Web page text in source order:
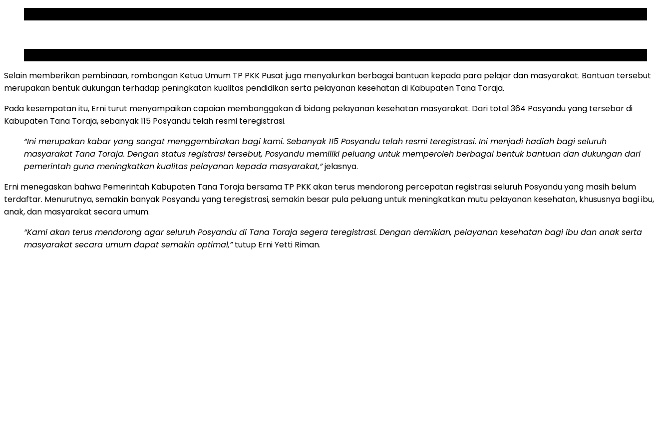
Selain memberikan pembinaan, rombongan Ketua Umum TP PKK Pusat juga menyalurkan berbagai bantuan kepada para pelajar dan masyarakat. Bantuan tersebut
merupakan bentuk dukungan terhadap peningkatan kualitas pendidikan serta pelayanan kesehatan di Kabupaten Tana Toraja.
Pada kesempatan itu, Erni turut menyampaikan capaian membanggakan di bidang pelayanan kesehatan masyarakat. Dari total 364 Posyandu yang tersebar di
Kabupaten Tana Toraja, sebanyak 115 Posyandu telah resmi teregistrasi.
“Ini merupakan kabar yang sangat menggembirakan bagi kami. Sebanyak 115 Posyandu telah resmi teregistrasi. Ini menjadi hadiah bagi seluruh
masyarakat Tana Toraja. Dengan status registrasi tersebut, Posyandu memiliki peluang untuk memperoleh berbagai bentuk bantuan dan dukungan dari
pemerintah guna meningkatkan kualitas pelayanan kepada masyarakat,”jelasnya.
Erni menegaskan bahwa Pemerintah Kabupaten Tana Toraja bersama TP PKK akan terus mendorong percepatan registrasi seluruh Posyandu yang masih belum
terdaftar. Menurutnya, semakin banyak Posyandu yang teregistrasi, semakin besar pula peluang untuk meningkatkan mutu pelayanan kesehatan, khususnya bagi ibu,
anak, dan masyarakat secara umum.
“Kami akan terus mendorong agar seluruh Posyandu di Tana Toraja segera teregistrasi. Dengan demikian, pelayanan kesehatan bagi ibu dan anak serta
masyarakat secara umum dapat semakin optimal,”tutup Erni Yetti Riman.